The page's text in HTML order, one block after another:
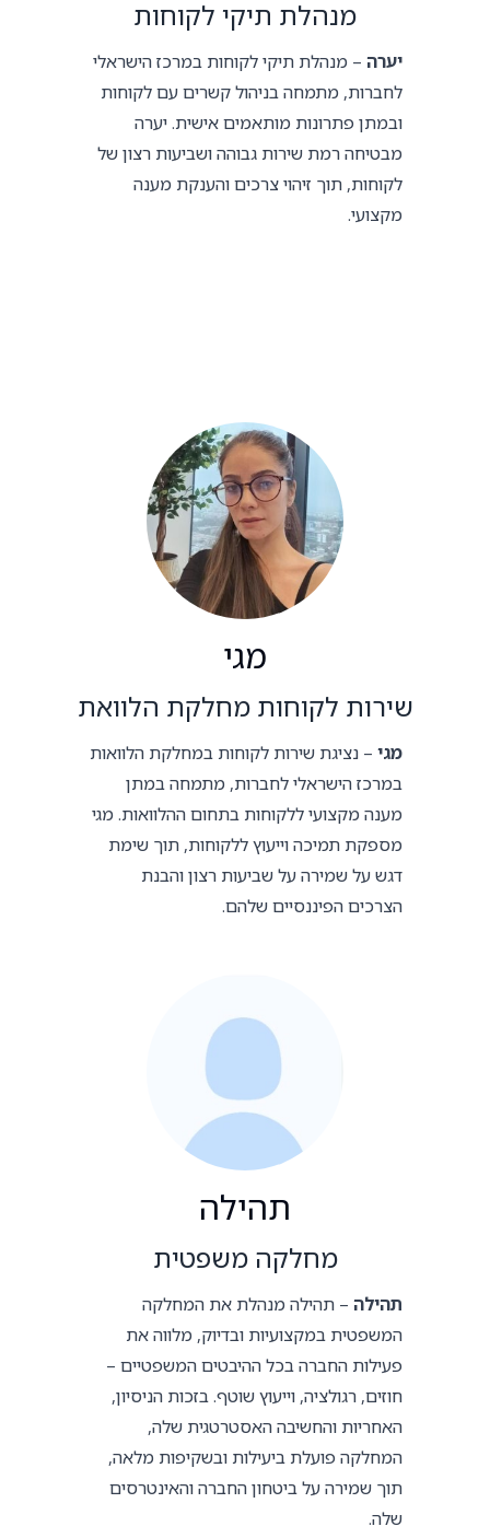
מנהלת תיקי לקוחות
יערה – מנהלת תיקי לקוחות במרכז הישראלי
לחברות, מתמחה בניהול קשרים עם לקוחות
ובמתן פתרונות מותאמים אישית. יערה
מבטיחה רמת שירות גבוהה ושביעות רצון של
לקוחות, תוך זיהוי צרכים והענקת מענה
מקצועי.
מגי
שירות לקוחות מחלקת הלוואת
מגי – נציגת שירות לקוחות במחלקת הלוואות
במרכז הישראלי לחברות, מתמחה במתן
מענה מקצועי ללקוחות בתחום ההלוואות. מגי
מספקת תמיכה וייעוץ ללקוחות, תוך שימת
דגש על שמירה על שביעות רצון והבנת
הצרכים הפיננסיים שלהם.
תהילה
מחלקה משפטית
תהילה – תהילה מנהלת את המחלקה
המשפטית במקצועיות ובדיוק, מלווה את
פעילות החברה בכל ההיבטים המשפטיים –
חוזים, רגולציה, וייעוץ שוטף. בזכות הניסיון,
האחריות והחשיבה האסטרטגית שלה,
המחלקה פועלת ביעילות ובשקיפות מלאה,
תוך שמירה על ביטחון החברה והאינטרסים
שלה.